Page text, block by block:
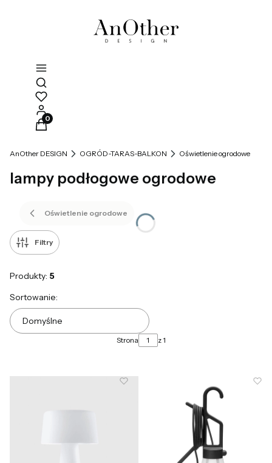
Otwórz wyszukiwarkę
Produkty w koszyku: 0. Zobacz szczegóły
AnOther DESIGN OGRÓD-TARAS-BALKON Oświetlenie ogrodowe
lampy podłogowe ogrodowe
Oświetlenie ogrodowe
Filtry
Produkty: 5
Lista produktów
Sortowanie:
Domyślne
Strona z 1